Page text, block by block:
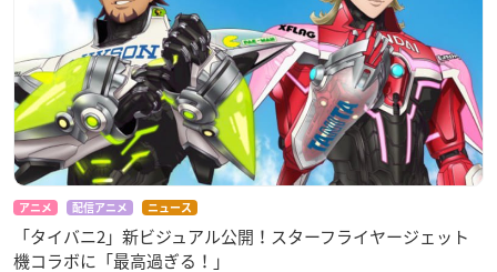
アニメ 配信アニメ ニュース
「タイバニ2」新ビジュアル公開！スターフライヤージェット
機コラボに「最高過ぎる！」